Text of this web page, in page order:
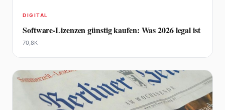
DIGITAL
Software-Lizenzen günstig kaufen: Was 2026 legal ist
70,8K